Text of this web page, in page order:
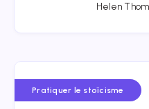
Helen
Pratiquer le stoïcisme